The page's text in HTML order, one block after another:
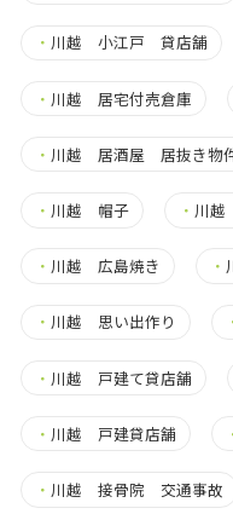
・ 川越 小江戸 貸店舗
・ 川越 居宅付売倉庫
・ 川越 居酒屋 居抜き物
・ 川越 帽子 ・ 川
・ 川越 広島焼き ・
・ 川越 思い出作り
・ 川越 戸建て貸店舗
・ 川越 戸建貸店舗
・ 川越 接骨院 交通事故